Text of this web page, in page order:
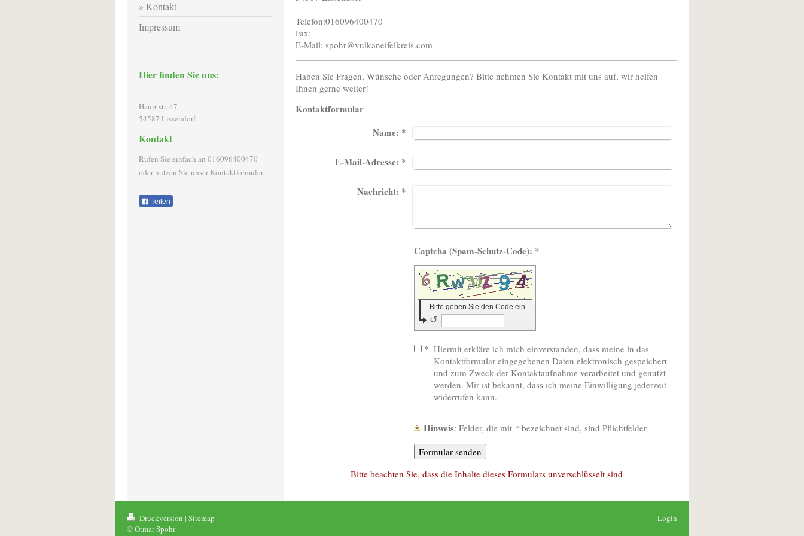
Telefon:016096400470
Fax:
E-Mail:spohr@vulkaneifelkreis.com
Haben Sie Fragen, Wünsche oder Anregungen? Bitte nehmen Sie Kontakt mit uns auf, wir helfen
Ihnen gerne weiter!
Kontaktformular
Name: *
E-Mail-Adresse: *
Nachricht: *
Captcha (Spam-Schutz-Code): *
Bitte geben Sie den Code ein
↺
* Hiermit erkläre ich mich einverstanden, dass meine in das
Kontaktformular eingegebenen Daten elektronisch gespeichert
und zum Zweck der Kontaktaufnahme verarbeitet und genutzt
werden. Mir ist bekannt, dass ich meine Einwilligung jederzeit
widerrufen kann.
Hinweis : Felder, die mit *bezeichnet sind, sind Pflichtfelder.
Bitte beachten Sie, dass die Inhalte dieses Formulars unverschlüsselt sind
Kontakt
Impressum
Hier finden Sie uns:
Hauptstr. 47
54587 Lissendorf
Kontakt
Rufen Sie einfach an 016096400470
oder nutzen Sie unser Kontaktformular.
Teilen
Druckversion | Sitemap
© Otmar Spohr
Login